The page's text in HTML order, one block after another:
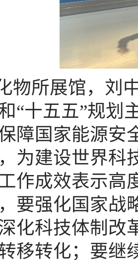
物所展馆，刘
“十五五”规划
障国家能源安
为建设世界科
作成效表示高
要强化国家战
化科技体制改
移转化；要继